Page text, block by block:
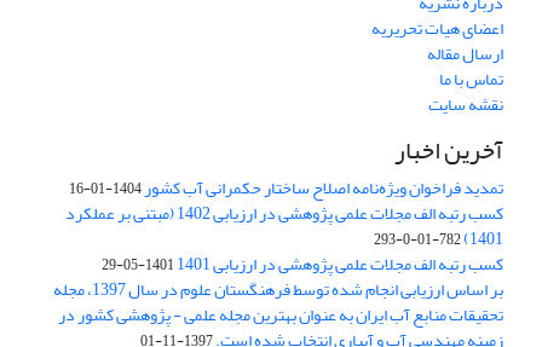
اعضای هیات تحریریه
ارسال مقاله
تماس با ما
نقشه سایت
آخرین اخبار
تمدید فراخوان ویژه‌نامه اصلاح ساختار حکمرانی آب کشور1404-01-16
کسب رتبه الف مجلات علمی پژوهشی در ارزیابی 1402 (مبتنی بر عملکرد
1401)
782-01-0-293
کسب رتبه الف مجلات علمی پژوهشی در ارزیابی 1401 1401-05-29
بر اساس ارزیابی انجام شده توسط فرهنگستان علوم در سال 1397، مجله
تحقیقات منابع آب ایران به عنوان بهترین مجله علمی - پژوهشی کشور در
زمینه مهندسی آب و آبیاری انتخاب شده است.1397-11-01